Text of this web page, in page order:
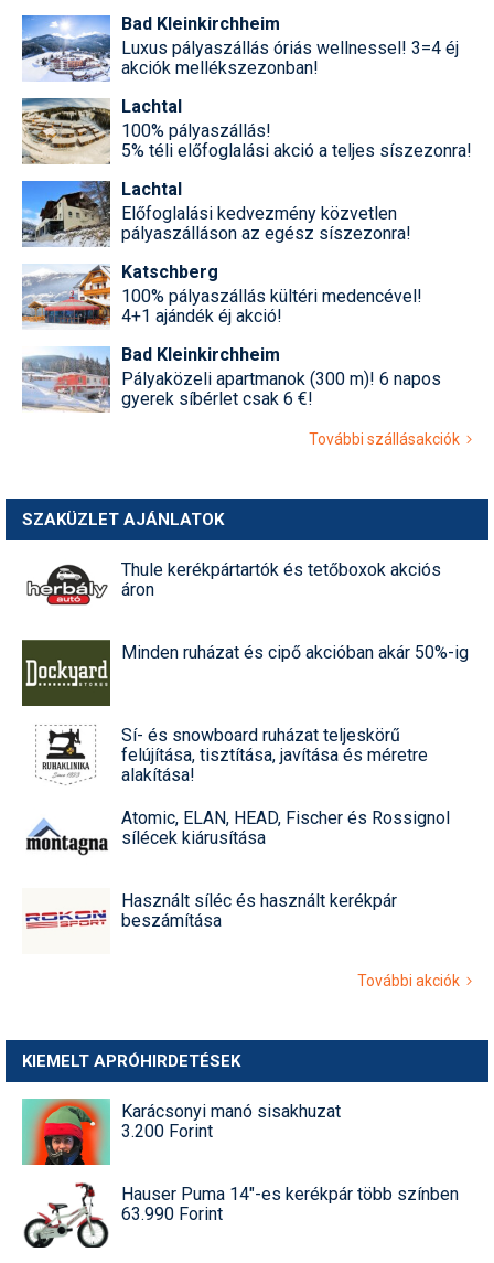
Bad Kleinkirchheim
Luxus pályaszállás óriás wellnessel! 3=4 éj
akciók mellékszezonban!
Lachtal
100% pályaszállás!
5% téli előfoglalási akció a teljes síszezonra!
Lachtal
Előfoglalási kedvezmény közvetlen
pályaszálláson az egész síszezonra!
Katschberg
100% pályaszállás kültéri medencével!
4+1 ajándék éj akció!
Bad Kleinkirchheim
Pályaközeli apartmanok (300 m)! 6 napos
gyerek síbérlet csak 6 €!
További szállásakciók
SZAKÜZLET AJÁNLATOK
Thule kerékpártartók és tetőboxok akciós
áron
Minden ruházat és cipő akcióban akár 50%-ig
Sí- és snowboard ruházat teljeskörű
felújítása, tisztítása, javítása és méretre
alakítása!
Atomic, ELAN, HEAD, Fischer és Rossignol
sílécek kiárusítása
Használt síléc és használt kerékpár
beszámítása
További akciók
KIEMELT APRÓHIRDETÉSEK
Karácsonyi manó sisakhuzat
3.200 Forint
Hauser Puma 14"-es kerékpár több színben
63.990 Forint